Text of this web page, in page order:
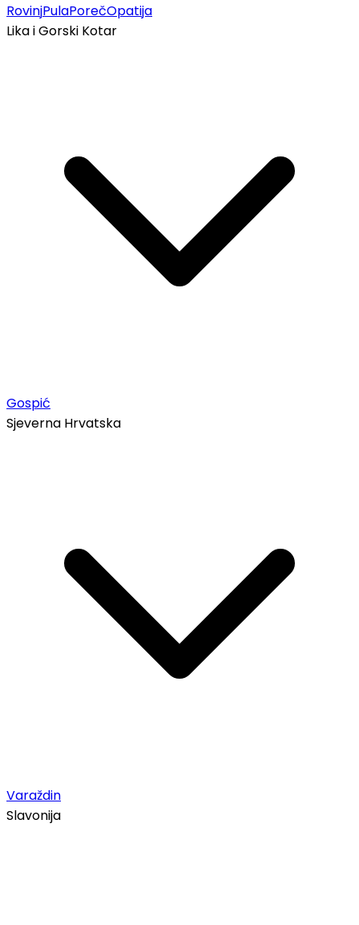
RovinjPulaPorečOpatija
Lika i Gorski Kotar
Gospić
Sjeverna Hrvatska
Varaždin
Slavonija